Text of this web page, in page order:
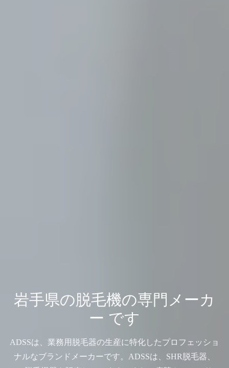
岩手県の脱毛機の専門メーカ
ー です
ADSSは、業務用脱毛器の生産に特化したプロフェッショ
ナルなブランドメーカーです。ADSSは、SHR脱毛器、